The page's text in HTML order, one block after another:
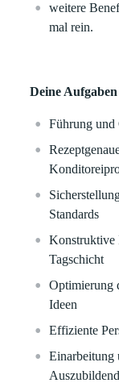
weitere
mal rein.
Deine
Führung und
Standards
Konstruktive
Tagschicht
Optimierung
Ideen
Effiziente
Einarbeitung